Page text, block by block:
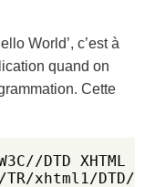
World’, c’est à
quand on
Cette
DTD